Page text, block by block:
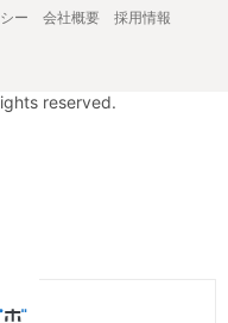
ー 会社概要
採用情報
reserved.